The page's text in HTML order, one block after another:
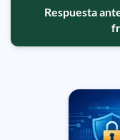
Respuesta